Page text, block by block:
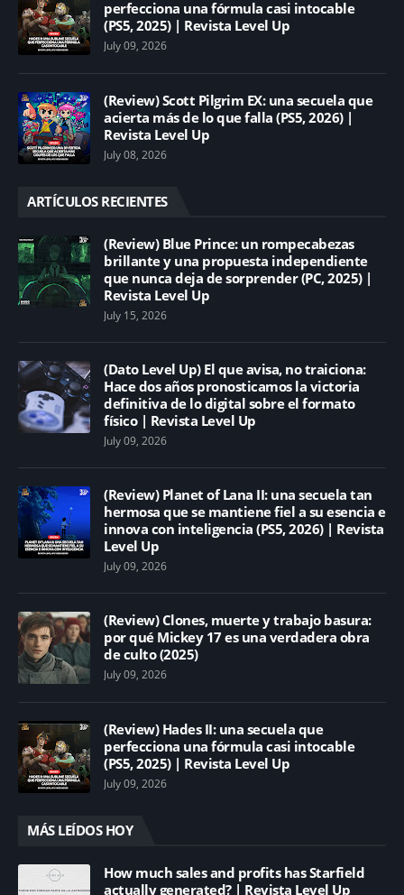
perfecciona una fórmula casi intocable
(PS5, 2025) | Revista Level Up
July 09, 2026
(Review) Scott Pilgrim EX: una secuela que
acierta más de lo que falla (PS5, 2026) |
Revista Level Up
July 08, 2026
ARTÍCULOS RECIENTES
(Review) Blue Prince: un rompecabezas
brillante y una propuesta independiente
que nunca deja de sorprender (PC, 2025) |
Revista Level Up
July 15, 2026
(Dato Level Up) El que avisa, no traiciona:
Hace dos años pronosticamos la victoria
definitiva de lo digital sobre el formato
físico | Revista Level Up
July 09, 2026
(Review) Planet of Lana II: una secuela tan
hermosa que se mantiene fiel a su esencia e
innova con inteligencia (PS5, 2026) | Revista
Level Up
July 09, 2026
(Review) Clones, muerte y trabajo basura:
por qué Mickey 17 es una verdadera obra
de culto (2025)
July 09, 2026
(Review) Hades II: una secuela que
perfecciona una fórmula casi intocable
(PS5, 2025) | Revista Level Up
July 09, 2026
MÁS LEÍDOS HOY
How much sales and profits has Starfield
actually generated? | Revista Level Up